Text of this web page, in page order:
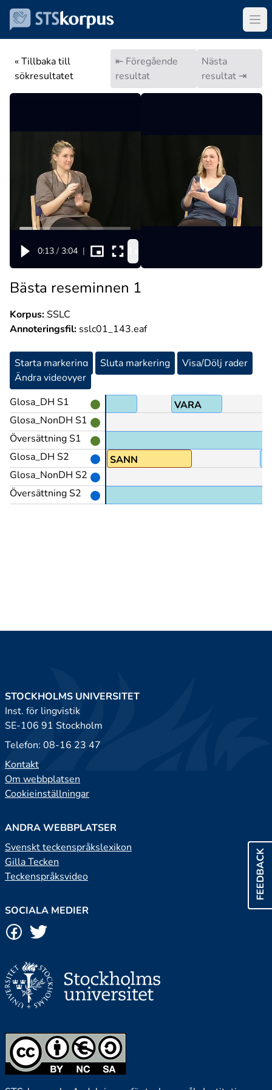
« Tillbaka till
sökresultatet
⇤ Föregående
resultat
Nästa
resultat ⇥
0:13 / 3:04 |
Bästa reseminnen 1
Korpus:SSLC
Annoteringsfil: sslc01_143.eaf
Starta markering Sluta markering
Visa/Dölj rader
Ändra videovyer
Glosa_DH S1
Glosa_NonDH S1
Översättning S1
Glosa_DH S2
Glosa_NonDH S2
Översättning S2
PRECIS VARA
SANN
FEEDBACK
STOCKHOLMS UNIVERSITET
Inst. för lingvistik
SE-106 91 Stockholm
Telefon: 08-16 23 47
Kontakt
Om webbplatsen
Cookieinställningar
ANDRA WEBBPLATSER
Svenskt teckenspråkslexikon
Gilla Tecken
Teckenspråksvideo
SOCIALA MEDIER